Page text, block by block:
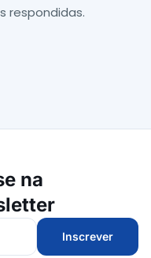
respondidas.
na
Inscrever